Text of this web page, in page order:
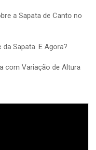
a Sapata de Canto no
da Sapata. E Agora?
com Variação de Altura